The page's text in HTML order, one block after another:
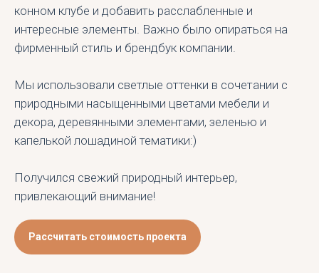
конном клубе и добавить расслабленные и
интересные элементы. Важно было опираться на
фирменный стиль и брендбук компании.
Мы использовали светлые оттенки в сочетании с
природными насыщенными цветами мебели и
декора, деревянными элементами, зеленью и
капелькой лошадиной тематики:)
Получился свежий природный интерьер,
привлекающий внимание!
Рассчитать стоимость проекта